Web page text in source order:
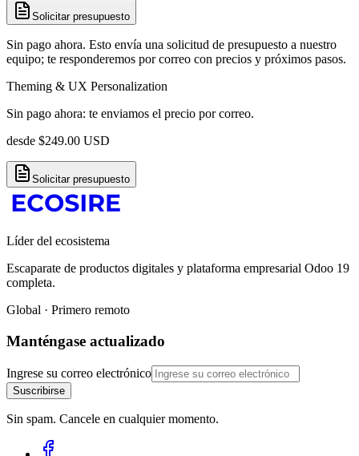
Solicitar presupuesto
Sin pago ahora. Esto envía una solicitud de presupuesto a nuestro
equipo; te responderemos por correo con precios y próximos pasos.
Theming & UX Personalization
Sin pago ahora: te enviamos el precio por correo.
desde $249.00 USD
Solicitar presupuesto
Líder del ecosistema
Escaparate de productos digitales y plataforma empresarial Odoo 19
completa.
Global · Primero remoto
Manténgase actualizado
Ingrese su correo electrónico
Suscribirse
Sin spam. Cancele en cualquier momento.